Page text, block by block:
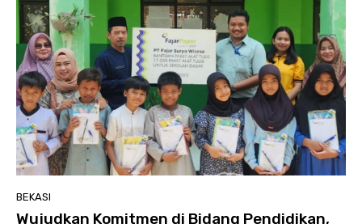
BEKASI
Wujudkan Komitmen di Bidang Pendidikan,